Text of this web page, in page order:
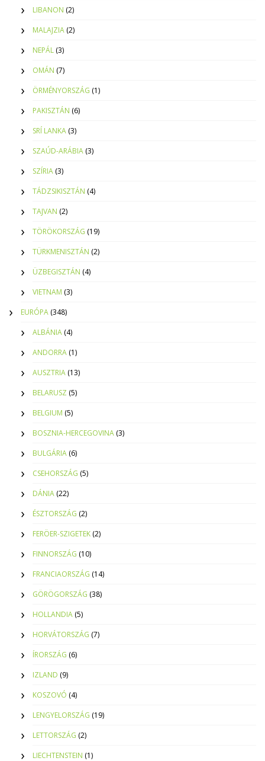
LIBANON (2)
MALAJZIA (2)
NEPÁL (3)
OMÁN (7)
ÖRMÉNYORSZÁG (1)
PAKISZTÁN (6)
SRÍ LANKA (3)
SZAÚD-ARÁBIA (3)
SZÍRIA (3)
TÁDZSIKISZTÁN (4)
TAJVAN (2)
TÖRÖKORSZÁG (19)
TÜRKMENISZTÁN (2)
ÜZBEGISZTÁN (4)
VIETNAM (3)
EURÓPA (348)
ALBÁNIA (4)
ANDORRA (1)
AUSZTRIA (13)
BELARUSZ (5)
BELGIUM (5)
BOSZNIA-HERCEGOVINA (3)
BULGÁRIA (6)
CSEHORSZÁG (5)
DÁNIA (22)
ÉSZTORSZÁG (2)
FERÖER-SZIGETEK (2)
FINNORSZÁG (10)
FRANCIAORSZÁG (14)
GÖRÖGORSZÁG (38)
HOLLANDIA (5)
HORVÁTORSZÁG (7)
ÍRORSZÁG (6)
IZLAND (9)
KOSZOVÓ (4)
LENGYELORSZÁG (19)
LETTORSZÁG (2)
LIECHTENSTEIN (1)